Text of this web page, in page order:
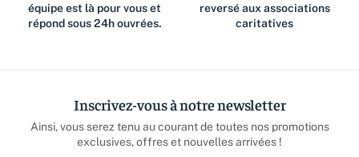
équipe est là pour vous et
répond sous 24h ouvrées.
reversé aux associations
caritatives
Inscrivez-vous à notre newsletter
Ainsi, vous serez tenu au courant de toutes nos promotions
exclusives, offres et nouvelles arrivées !